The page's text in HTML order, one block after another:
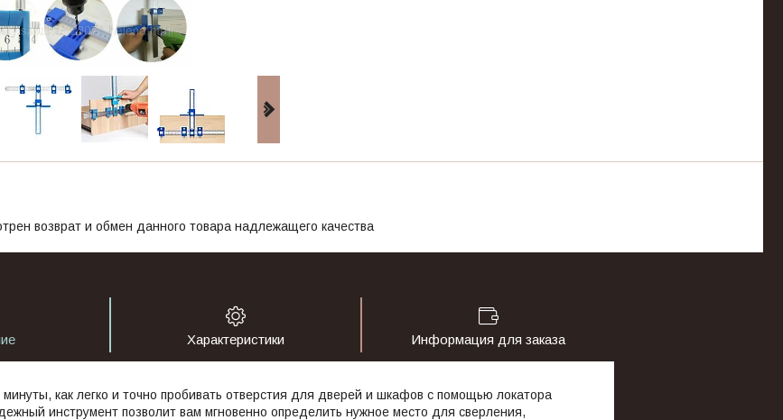
возврат и обмен данного товара надлежащего качества
Характеристики Информация для заказа
как легко и точно пробивать отверстия для дверей и шкафов с помощью локатора
инструмент позволит вам мгновенно определить нужное место для сверления,